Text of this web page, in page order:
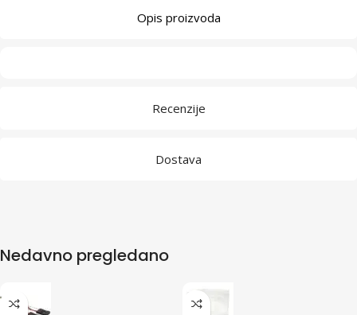
Opis proizvoda
Recenzije
Dostava
Nedavno pregledano